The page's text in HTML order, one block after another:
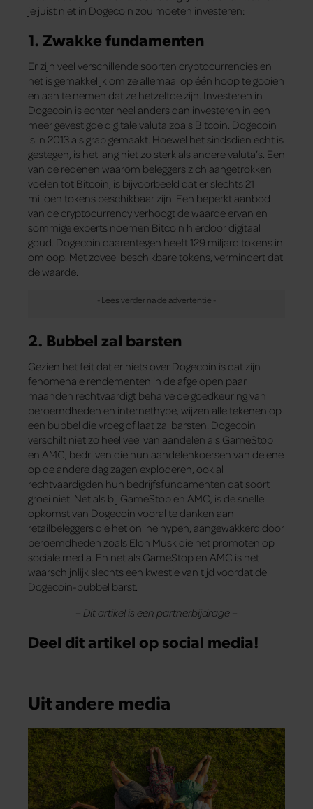
je juist niet in Dogecoin zou moeten investeren:
1. Zwakke fundamenten
Er zijn veel verschillende soorten cryptocurrencies en
het is gemakkelijk om ze allemaal op één hoop te gooien
en aan te nemen dat ze hetzelfde zijn. Investeren in
Dogecoin is echter heel anders dan investeren in een
meer gevestigde digitale valuta zoals Bitcoin. Dogecoin
is in 2013 als grap gemaakt. Hoewel het sindsdien echt is
gestegen, is het lang niet zo sterk als andere valuta’s. Een
van de redenen waarom beleggers zich aangetrokken
voelen tot Bitcoin, is bijvoorbeeld dat er slechts 21
miljoen tokens beschikbaar zijn. Een beperkt aanbod
van de cryptocurrency verhoogt de waarde ervan en
sommige experts noemen Bitcoin hierdoor digitaal
goud. Dogecoin daarentegen heeft 129 miljard tokens in
omloop. Met zoveel beschikbare tokens, vermindert dat
de waarde.
2. Bubbel zal barsten
Gezien het feit dat er niets over Dogecoin is dat zijn
fenomenale rendementen in de afgelopen paar
maanden rechtvaardigt behalve de goedkeuring van
beroemdheden en internethype, wijzen alle tekenen op
een bubbel die vroeg of laat zal barsten. Dogecoin
verschilt niet zo heel veel van aandelen als GameStop
en AMC, bedrijven die hun aandelenkoersen van de ene
op de andere dag zagen exploderen, ook al
rechtvaardigden hun bedrijfsfundamenten dat soort
groei niet. Net als bij GameStop en AMC, is de snelle
opkomst van Dogecoin vooral te danken aan
retailbeleggers die het online hypen, aangewakkerd door
beroemdheden zoals Elon Musk die het promoten op
sociale media. En net als GameStop en AMC is het
waarschijnlijk slechts een kwestie van tijd voordat de
Dogecoin-bubbel barst.
– Dit artikel is een partnerbijdrage –
Deel dit artikel op social media!
Uit andere media